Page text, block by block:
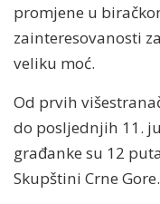
promjene u
zainteresovanosti
veliku moć.
Od prvih
do posljednjih 11.
građanke su 12
Skupštini Crne Gore.